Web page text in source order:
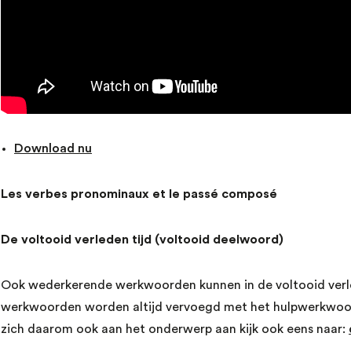
Download nu
Les verbes pronominaux et le passé composé
De voltooid verleden tijd (voltooid deelwoord)
Ook wederkerende werkwoorden kunnen in de voltooid
werkwoorden worden altijd vervoegd met het
zich daarom ook aan het onderwerp aan kijk ook eens naar: